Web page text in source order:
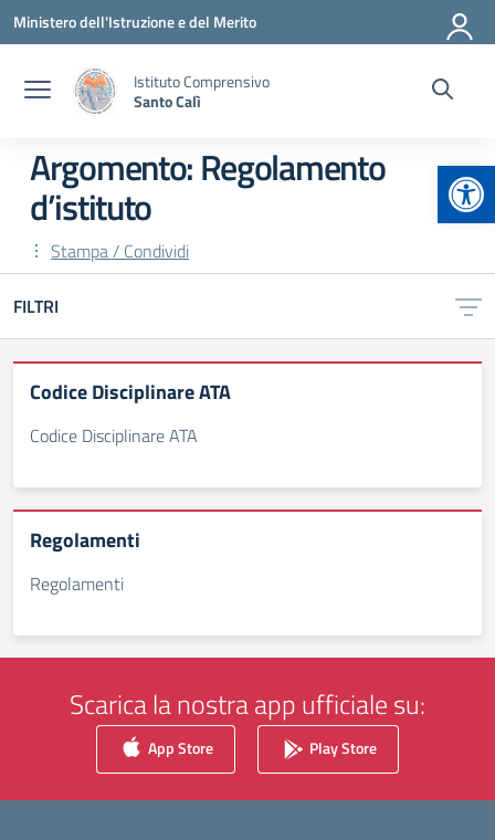
Vai ai contenuti
Vai al menu di navigazione
Vai al footer
Ministero dell'Istruzione e del Merito
Istituto Comprensivo
Santo Calì
Argomento: Regolamento
d’istituto
Stampa / Condividi
FILTRI
Codice Disciplinare ATA
Codice Disciplinare ATA
Regolamenti
Regolamenti
Scarica la nostra app ufficiale su:
App Store Play Store